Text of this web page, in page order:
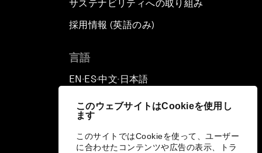
このウェブサイトはCookieを使用し
ます
このサイトではCookieを使って、ユーザー
に合わせたコンテンツや広告の表示、トラ
サステナビリティへの取り組み
採用情報 (英語のみ)
言語
EN ▪ ES▪中文▪ 日本語